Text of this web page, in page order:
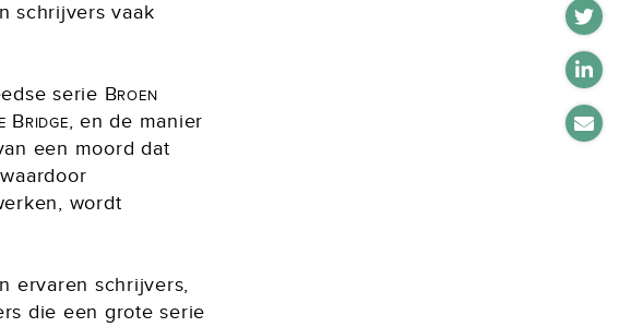
schrijvers vaak
serie Broen
Bridge, en de manier
een moord dat
wordt
ervaren schrijvers,
die een grote serie